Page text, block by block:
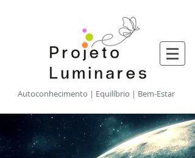
​Autoconhecimento | Equilíbrio | Bem-Estar